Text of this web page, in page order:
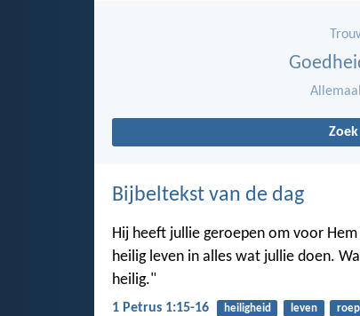
Allemaal
Bijbeltekst van de dag
Hij heeft jullie geroepen om voor
heilig leven in alles wat jullie doen.
heilig."
1 Petrus 1:15-16 heiligheid leven